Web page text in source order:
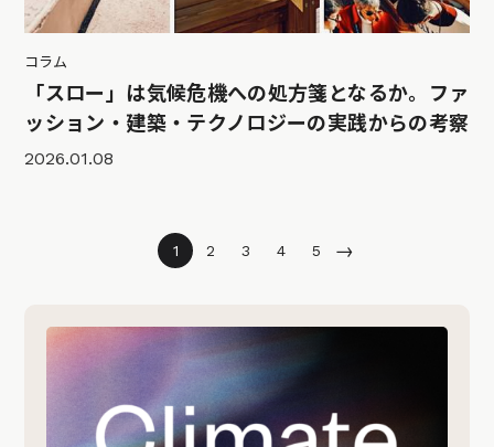
コラム
「スロー」は気候危機への処方箋となるか。ファ
ッション・建築・テクノロジーの実践からの考察
2026.01.08
1 2 3 4 5 →